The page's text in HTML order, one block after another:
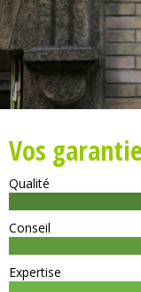
Vos
Qualité
Conseil
Expertise